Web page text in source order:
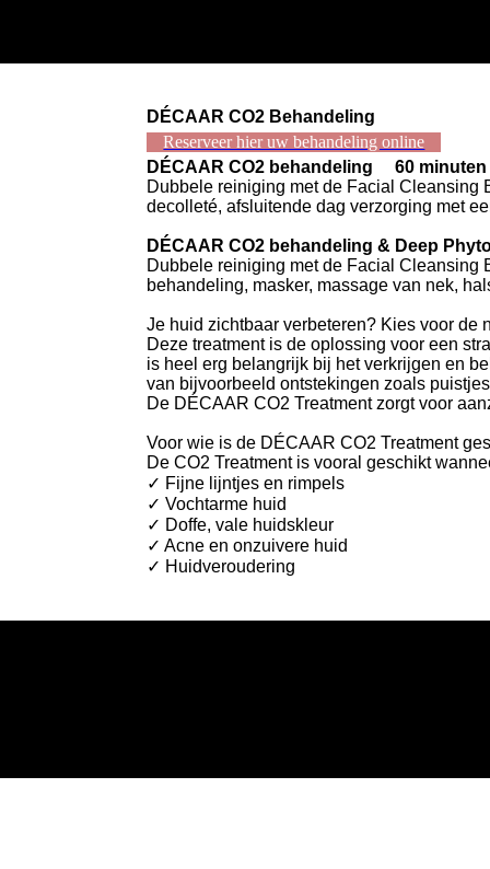
DÉCAAR CO2 Behandeling
Reserveer hier uw behandeling online
DÉCAAR CO2 behandeling 60
Dubbele reiniging met de Facial Cleansing
decolleté, afsluitende dag verzorging met
DÉCAAR CO2 behandeling & Deep
Dubbele reiniging met de Facial Cleansing
behandeling, masker, massage van nek,
Je huid zichtbaar verbeteren? Kies voor de
Deze treatment is de oplossing voor een
is heel erg belangrijk bij het verkrijgen en
van bijvoorbeeld ontstekingen zoals
De DÉCAAR CO2 Treatment zorgt voor
Voor wie is de DÉCAAR CO2 Treatment
De CO2 Treatment is vooral geschikt
✓ Fijne lijntjes en rimpels
✓ Vochtarme huid
✓ Doffe, vale huidskleur
✓ Acne en onzuivere huid
✓ Huidveroudering